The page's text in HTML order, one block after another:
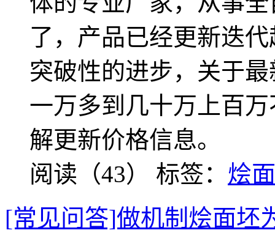
了，产品已经更新迭
突破性的进步，关于
一万多到几十万上百
解更新价格信息。
阅读（43） 标签： 烩
[常见问答]做机制烩面坯